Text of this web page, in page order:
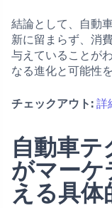
結論として、自動
新に留まらず、消
与えていることが
なる進化と可能性
チェックアウト: 詳
自動車
がマーケ
える具体